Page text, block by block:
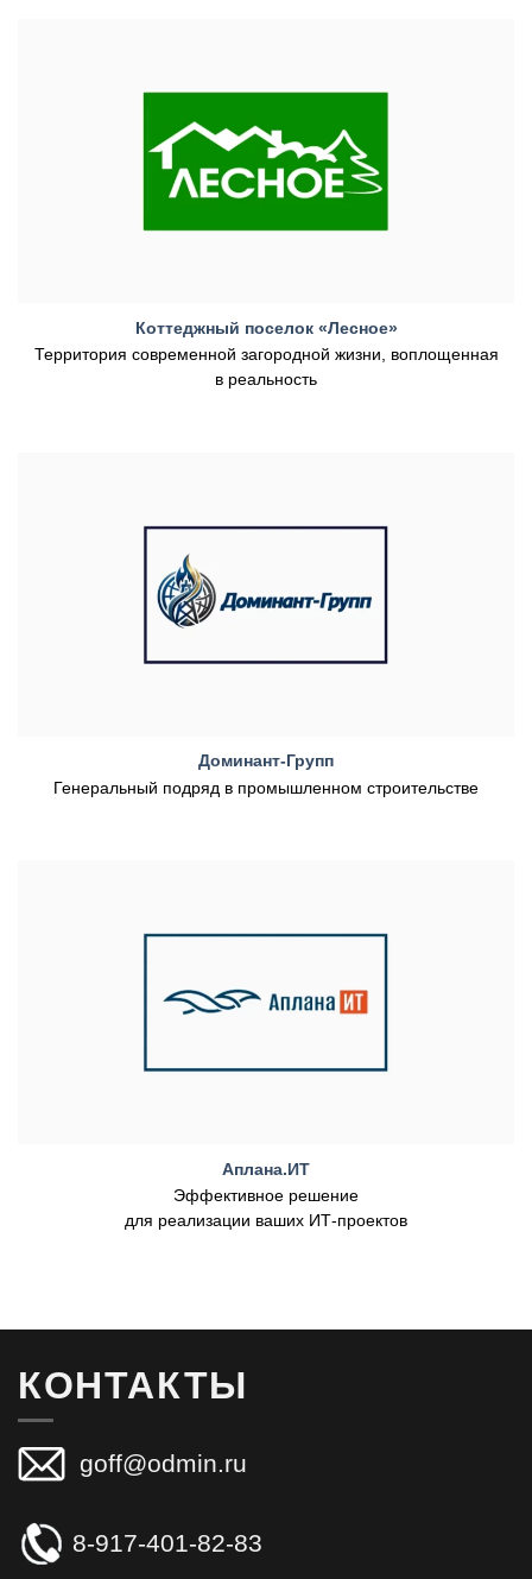
Коттеджный поселок «Лесное»
Территория современной загородной жизни, воплощенная
в реальность
Доминант-Групп
Генеральный подряд в промышленном строительстве
Аплана.ИТ
Эффективное решение
для реализации ваших ИТ-проектов
КОНТАКТЫ
goff@odmin.ru
8-917-401-82-83